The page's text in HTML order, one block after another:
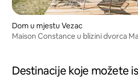
Dom u mjestu Vezac
Maison Constance u blizini dvorca
Destinacije koje možete